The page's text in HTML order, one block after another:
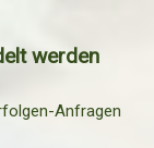
werden
Anfragen